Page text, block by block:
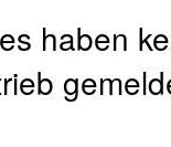
haben